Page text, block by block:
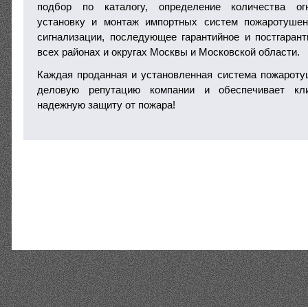
подбор по каталогу, определение количества
установку и монтаж импортных систем
сигнализации, последующее гарантийное и
всех районах и округах Москвы и Московской области.
Каждая проданная и установленная система
деловую репутацию компании и обеспечивает
надежную защиту от пожара!